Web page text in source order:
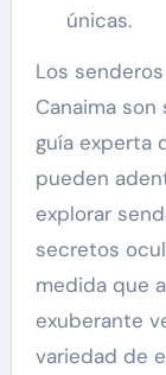
únicas.
Los
Canaima
guía experta
pueden
explorar
secretos
medida que
exuberante
variedad de